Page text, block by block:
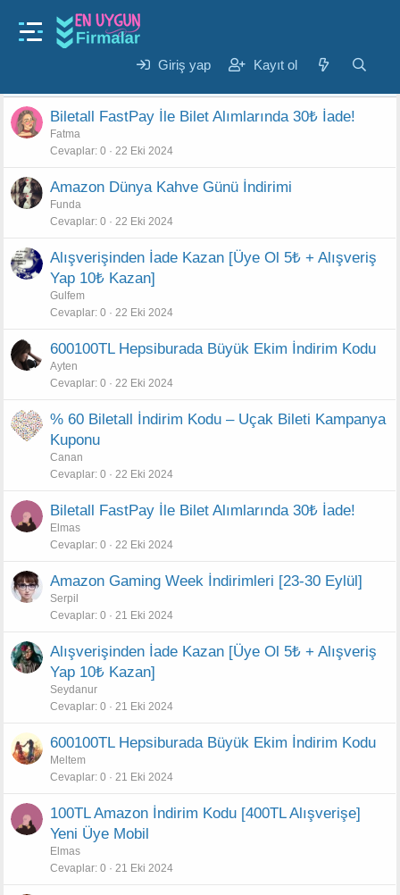
Giriş yap Kayıt ol
Feribot Bileti
Biletall.com Kupon Kodları
Biletall FastPay İle Bilet Alımlarında 30₺ İade!
Fatma
Cevaplar 0 22 Eki 2024
Amazon Dünya Kahve Günü İndirimi
Funda
Cevaplar 0 22 Eki 2024
Alışverişinden İade Kazan [Üye Ol 5₺ + Alışveriş
Yap 10₺ Kazan]
Gulfem
Cevaplar 0 22 Eki 2024
600100TL Hepsiburada Büyük Ekim İndirim Kodu
Ayten
Cevaplar 0 22 Eki 2024
% 60 Biletall İndirim Kodu – Uçak Bileti Kampanya
Kuponu
Canan
Cevaplar 0 22 Eki 2024
Biletall FastPay İle Bilet Alımlarında 30₺ İade!
Elmas
Cevaplar 0 22 Eki 2024
Amazon Gaming Week İndirimleri [23-30 Eylül]
Serpil
Cevaplar 0 21 Eki 2024
Alışverişinden İade Kazan [Üye Ol 5₺ + Alışveriş
Yap 10₺ Kazan]
Seydanur
Cevaplar 0 21 Eki 2024
600100TL Hepsiburada Büyük Ekim İndirim Kodu
Meltem
Cevaplar 0 21 Eki 2024
100TL Amazon İndirim Kodu [400TL Alışverişe]
Yeni Üye Mobil
Elmas
Cevaplar 0 21 Eki 2024